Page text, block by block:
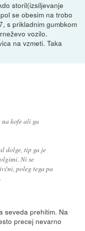
storil(izsiljevanje
se obesim na trobo
s prikladnim gumbkom
vozilo.
na vzmeti. Taka
kofe ali ga
dolge, tip ga je
Ni se
poleg tega pa
seveda prehitim. Na
precej nevarno